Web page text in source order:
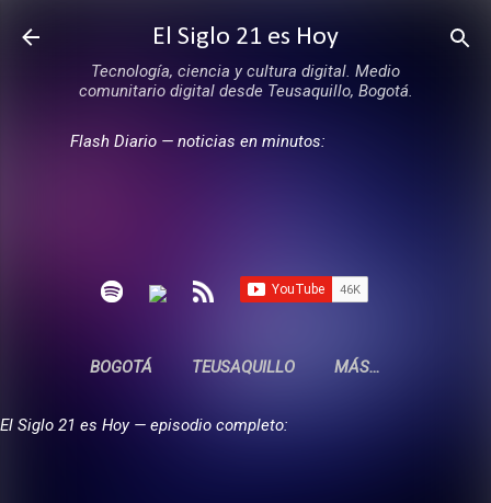
Ir al contenido principal
El Siglo 21 es Hoy
Tecnología, ciencia y cultura digital. Medio
comunitario digital desde Teusaquillo, Bogotá.
Flash Diario — noticias en minutos:
BOGOTÁ TEUSAQUILLO MÁS…
El Siglo 21 es Hoy — episodio completo: